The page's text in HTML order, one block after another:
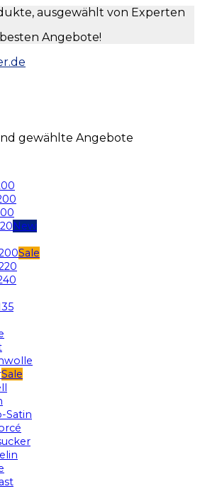
ausgewählt von Experten
Angebote!
Satin